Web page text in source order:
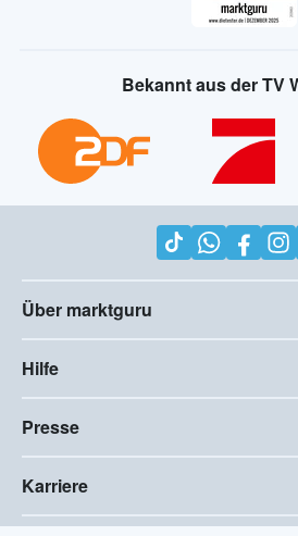
Bekannt aus der TV
Über marktguru
Hilfe
Presse
Karriere